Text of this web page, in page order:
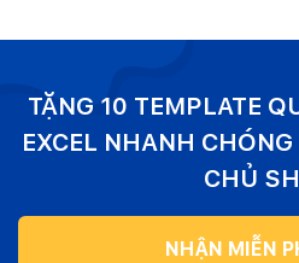
TẶNG 10 TEMPLATE
EXCEL NHANH
CHỦ
NHẬN MIỄN